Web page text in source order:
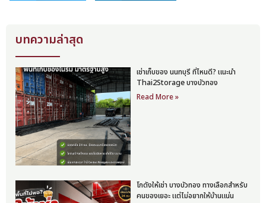
บทความล่าสุด
เช่าเก็บของ นนทบุรี ที่ไหนดี? แนะนำ
Thai2Storage บางบัวทอง
Read More »
โกดังให้เช่า บางบัวทอง ทางเลือกสำหรับ
คนของเยอะ แต่ไม่อยากให้บ้านแน่น